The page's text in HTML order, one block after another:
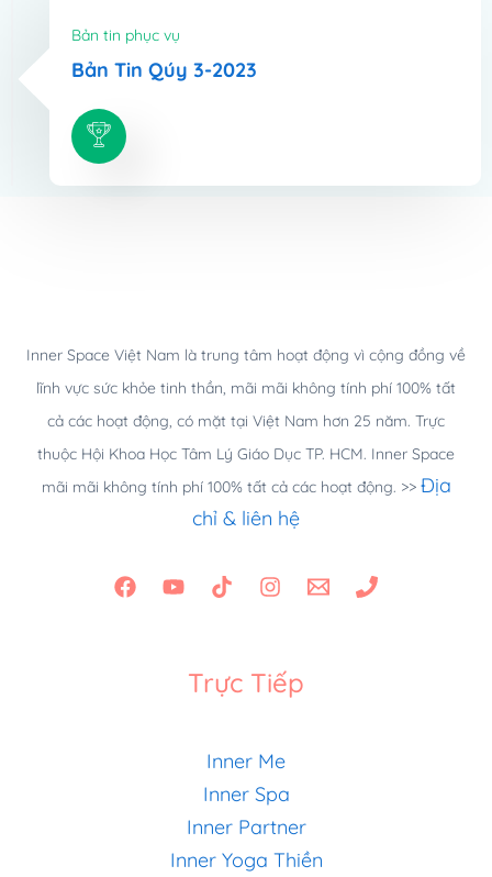
Bản tin phục vụ
Bản Tin Qúy 3-2023
Inner Space Việt Nam là trung tâm hoạt động vì cộng đồng về
lĩnh vực sức khỏe tinh thần, mãi mãi không tính phí 100% tất
cả các hoạt động, có mặt tại Việt Nam hơn 25 năm. Trực
thuộc Hội Khoa Học Tâm Lý Giáo Dục TP. HCM. Inner Space
mãi mãi không tính phí 100% tất cả các hoạt động. >> Địa
chỉ & liên hệ
Trực Tiếp
Inner Me
Inner Spa
Inner Partner
Inner Yoga Thiền